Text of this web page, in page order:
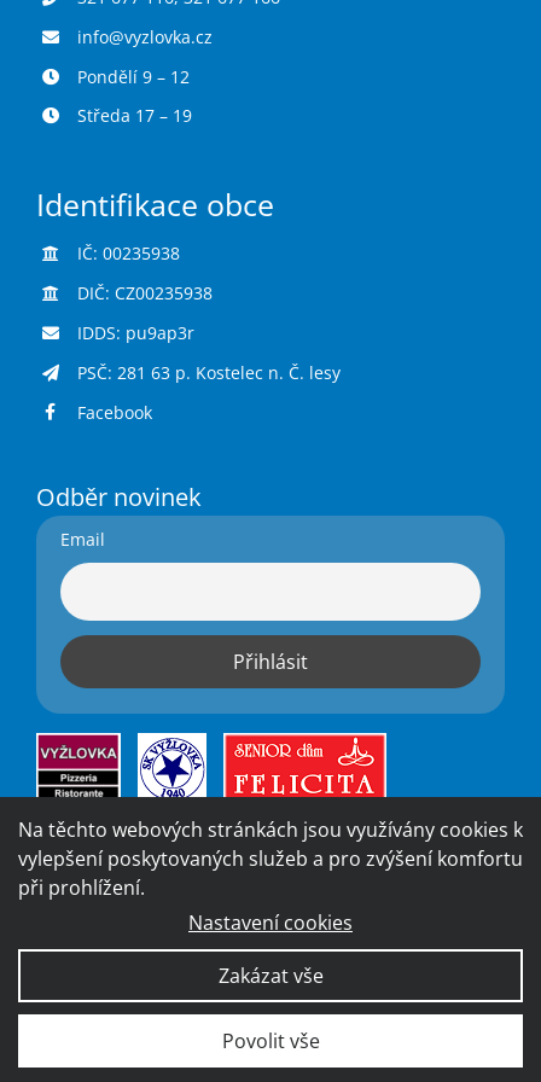
info@vyzlovka.cz
Pondělí 9 – 12
Středa 17 – 19
Identifikace obce
IČ: 00235938
DIČ: CZ00235938
IDDS: pu9ap3r
PSČ: 281 63 p. Kostelec n. Č. lesy
Facebook
Odběr novinek
Email
Prohlášení o přístupnosti
Na těchto webových stránkách jsou využívány cookies k
vylepšení poskytovaných služeb a pro zvýšení komfortu
při prohlížení.
Nastavení cookies
Zakázat vše
Povolit vše